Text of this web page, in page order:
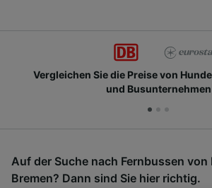
Vergleichen Sie die Preise von
und Busunternehmen
Auf der Suche nach Fernbussen von
Bremen? Dann sind Sie hier richtig.